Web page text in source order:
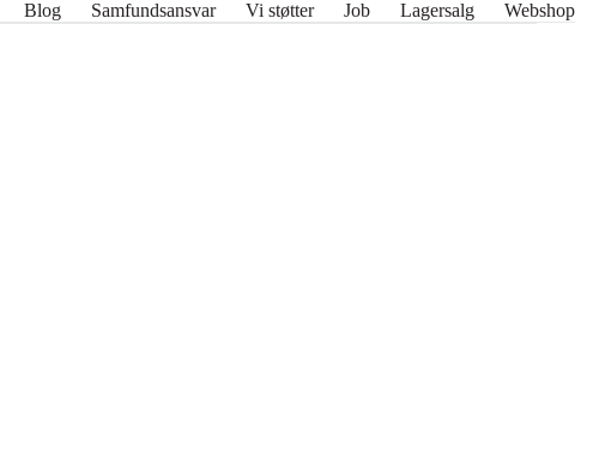
Blog Samfundsansvar Vi støtter Job Lagersalg Webshop